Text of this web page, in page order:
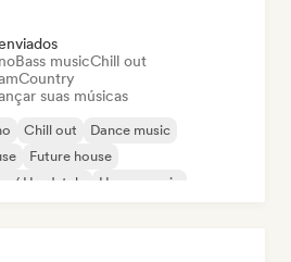
Bass musicChill out
Country
suas músicas
Chill out
Dance music
Future house
/ Hardstyle
House music